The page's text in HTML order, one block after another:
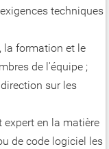
techniques
la formation et le
de l'équipe ;
sur les
en la matière
de code logiciel les